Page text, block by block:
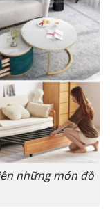
những món đồ